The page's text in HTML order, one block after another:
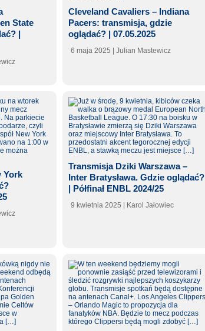
State
|
Cleveland Cavaliers – Indiana
Pacers: transmisja, gdzie
oglądać? | 07.05.2025
6 maja 2025 | Julian Mastewicz
York
Transmisja Dziki Warszawa –
Inter Bratysława. Gdzie oglądać?
| Półfinał ENBL 2024/25
9 kwietnia 2025 | Karol Jałowiec